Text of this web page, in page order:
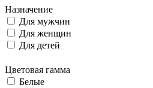
Назначение
Для мужчин
Для женщин
Для детей
Цветовая гамма
Белые